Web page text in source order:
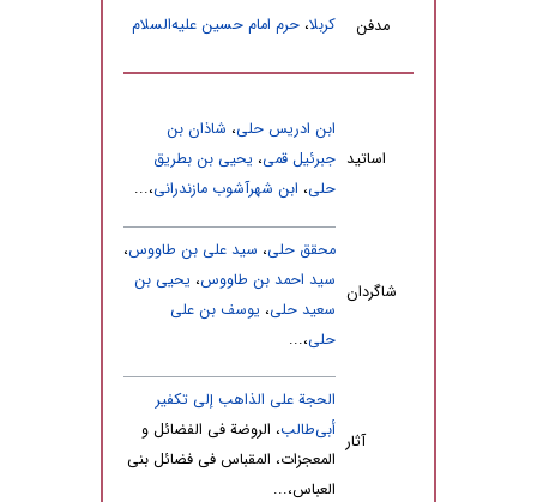
مدفن
کربلا، حرم امام حسین علیه‌السلام
اساتید
ابن ادریس حلى، شاذان بن
جبرئیل قمى، یحیى بن بطریق
حلى، ابن شهرآشوب مازندرانى،...
شاگردان
محقق حلى، سید علی بن طاووس،
سید احمد بن طاووس، یحیى بن
سعید حلى، یوسف بن علی
حلى،...
آثار
الحجة على الذاهب إلى تکفیر
أبی‌طالب، الروضة فی الفضائل و
المعجزات، المقباس فی فضائل بنی
العباس،...